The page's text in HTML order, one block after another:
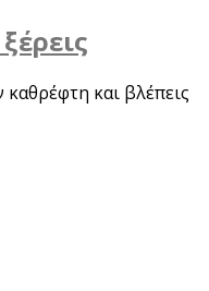
και βλέπεις